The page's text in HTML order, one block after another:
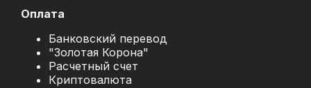
Оплата
Банковский перевод
"Золотая Корона"
Расчетный счет
Криптовалюта